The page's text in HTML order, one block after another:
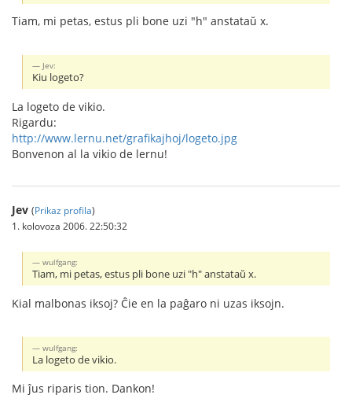
Tiam, mi petas, estus pli bone uzi "h" anstataŭ x.
Jev:
Kiu logeto?
La logeto de vikio.
Rigardu:
http://www.lernu.net/grafikajhoj/logeto.jpg
Bonvenon al la vikio de lernu!
Jev (Prikaz profila)
1. kolovoza 2006. 22:50:32
wulfgang:
Tiam, mi petas, estus pli bone uzi "h" anstataŭ x.
Kial malbonas iksoj? Ĉie en la paĝaro ni uzas iksojn.
wulfgang:
La logeto de vikio.
Mi ĵus riparis tion. Dankon!